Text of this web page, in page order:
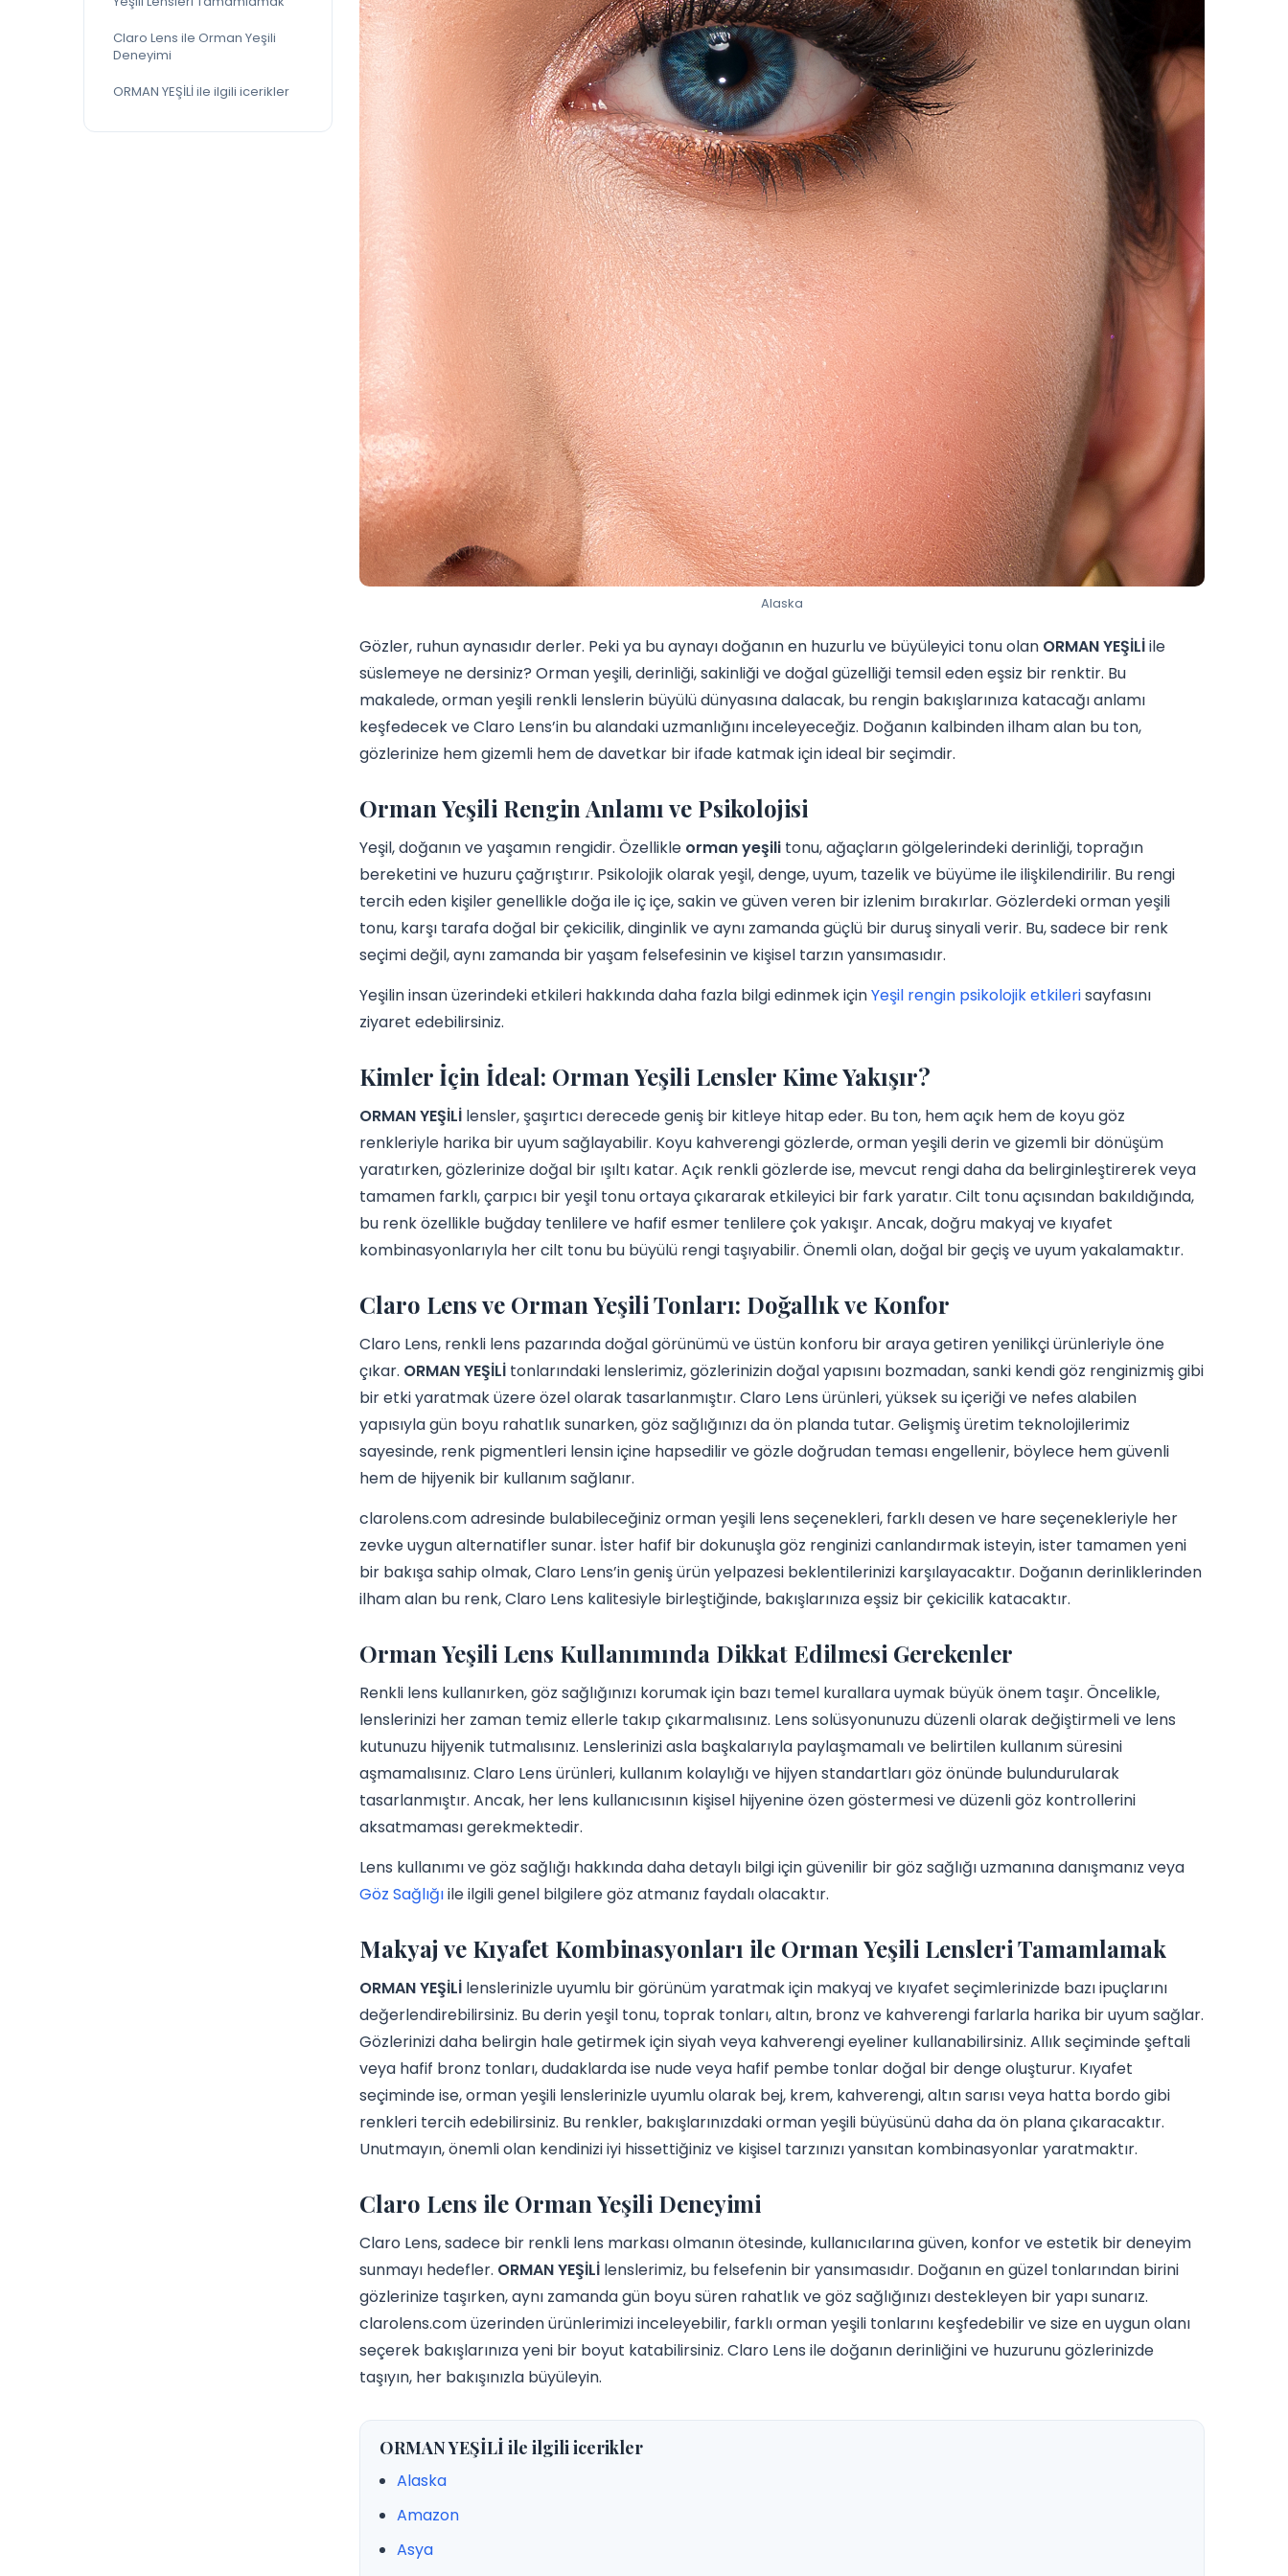
Claro Lens ile Orman Yeşili
Deneyimi
ORMAN YEŞİLİ ile ilgili icerikler
Alaska
Gözler, ruhun aynasıdır derler. Peki ya bu aynayı doğanın en huzurlu ve büyüleyici tonu olan ORMAN YEŞİLİile
süslemeye ne dersiniz? Orman yeşili, derinliği, sakinliği ve doğal güzelliği temsil eden eşsiz bir renktir. Bu
makalede, orman yeşili renkli lenslerin büyülü dünyasına dalacak, bu rengin bakışlarınıza katacağı anlamı
keşfedecek ve Claro Lens’in bu alandaki uzmanlığını inceleyeceğiz. Doğanın kalbinden ilham alan bu ton,
gözlerinize hem gizemli hem de davetkar bir ifade katmak için ideal bir seçimdir.
Orman Yeşili Rengin Anlamı ve Psikolojisi
Yeşil, doğanın ve yaşamın rengidir. Özellikle orman yeşili tonu, ağaçların gölgelerindeki derinliği, toprağın
bereketini ve huzuru çağrıştırır. Psikolojik olarak yeşil, denge, uyum, tazelik ve büyüme ile ilişkilendirilir. Bu rengi
tercih eden kişiler genellikle doğa ile iç içe, sakin ve güven veren bir izlenim bırakırlar. Gözlerdeki orman yeşili
tonu, karşı tarafa doğal bir çekicilik, dinginlik ve aynı zamanda güçlü bir duruş sinyali verir. Bu, sadece bir renk
seçimi değil, aynı zamanda bir yaşam felsefesinin ve kişisel tarzın yansımasıdır.
Yeşilin insan üzerindeki etkileri hakkında daha fazla bilgi edinmek içinYeşil rengin psikolojik etkilerisayfasını
ziyaret edebilirsiniz.
Kimler İçin İdeal: Orman Yeşili Lensler Kime Yakışır?
ORMAN YEŞİLİ lensler, şaşırtıcı derecede geniş bir kitleye hitap eder. Bu ton, hem açık hem de koyu göz
renkleriyle harika bir uyum sağlayabilir. Koyu kahverengi gözlerde, orman yeşili derin ve gizemli bir dönüşüm
yaratırken, gözlerinize doğal bir ışıltı katar. Açık renkli gözlerde ise, mevcut rengi daha da belirginleştirerek veya
tamamen farklı, çarpıcı bir yeşil tonu ortaya çıkararak etkileyici bir fark yaratır. Cilt tonu açısından bakıldığında,
bu renk özellikle buğday tenlilere ve hafif esmer tenlilere çok yakışır. Ancak, doğru makyaj ve kıyafet
kombinasyonlarıyla her cilt tonu bu büyülü rengi taşıyabilir. Önemli olan, doğal bir geçiş ve uyum yakalamaktır.
Claro Lens ve Orman Yeşili Tonları: Doğallık ve Konfor
Claro Lens, renkli lens pazarında doğal görünümü ve üstün konforu bir araya getiren yenilikçi ürünleriyle öne
çıkar. ORMAN YEŞİLİ tonlarındaki lenslerimiz, gözlerinizin doğal yapısını bozmadan, sanki kendi göz renginizmiş gibi
bir etki yaratmak üzere özel olarak tasarlanmıştır. Claro Lens ürünleri, yüksek su içeriği ve nefes alabilen
yapısıyla gün boyu rahatlık sunarken, göz sağlığınızı da ön planda tutar. Gelişmiş üretim teknolojilerimiz
sayesinde, renk pigmentleri lensin içine hapsedilir ve gözle doğrudan teması engellenir, böylece hem güvenli
hem de hijyenik bir kullanım sağlanır.
clarolens.com adresinde bulabileceğiniz orman yeşili lens seçenekleri, farklı desen ve hare seçenekleriyle her
zevke uygun alternatifler sunar. İster hafif bir dokunuşla göz renginizi canlandırmak isteyin, ister tamamen yeni
bir bakışa sahip olmak, Claro Lens’in geniş ürün yelpazesi beklentilerinizi karşılayacaktır. Doğanın derinliklerinden
ilham alan bu renk, Claro Lens kalitesiyle birleştiğinde, bakışlarınıza eşsiz bir çekicilik katacaktır.
Orman Yeşili Lens Kullanımında Dikkat Edilmesi Gerekenler
Renkli lens kullanırken, göz sağlığınızı korumak için bazı temel kurallara uymak büyük önem taşır. Öncelikle,
lenslerinizi her zaman temiz ellerle takıp çıkarmalısınız. Lens solüsyonunuzu düzenli olarak değiştirmeli ve lens
kutunuzu hijyenik tutmalısınız. Lenslerinizi asla başkalarıyla paylaşmamalı ve belirtilen kullanım süresini
aşmamalısınız. Claro Lens ürünleri, kullanım kolaylığı ve hijyen standartları göz önünde bulundurularak
tasarlanmıştır. Ancak, her lens kullanıcısının kişisel hijyenine özen göstermesi ve düzenli göz kontrollerini
aksatmaması gerekmektedir.
Lens kullanımı ve göz sağlığı hakkında daha detaylı bilgi için güvenilir bir göz sağlığı uzmanına danışmanız veya
Göz Sağlığıile ilgili genel bilgilere göz atmanız faydalı olacaktır.
Makyaj ve Kıyafet Kombinasyonları ile Orman Yeşili Lensleri Tamamlamak
ORMAN YEŞİLİ lenslerinizle uyumlu bir görünüm yaratmak için makyaj ve kıyafet seçimlerinizde bazı ipuçlarını
değerlendirebilirsiniz. Bu derin yeşil tonu, toprak tonları, altın, bronz ve kahverengi farlarla harika bir uyum sağlar.
Gözlerinizi daha belirgin hale getirmek için siyah veya kahverengi eyeliner kullanabilirsiniz. Allık seçiminde şeftali
veya hafif bronz tonları, dudaklarda ise nude veya hafif pembe tonlar doğal bir denge oluşturur. Kıyafet
seçiminde ise, orman yeşili lenslerinizle uyumlu olarak bej, krem, kahverengi, altın sarısı veya hatta bordo gibi
renkleri tercih edebilirsiniz. Bu renkler, bakışlarınızdaki orman yeşili büyüsünü daha da ön plana çıkaracaktır.
Unutmayın, önemli olan kendinizi iyi hissettiğiniz ve kişisel tarzınızı yansıtan kombinasyonlar yaratmaktır.
Claro Lens ile Orman Yeşili Deneyimi
Claro Lens, sadece bir renkli lens markası olmanın ötesinde, kullanıcılarına güven, konfor ve estetik bir deneyim
sunmayı hedefler. ORMAN YEŞİLİ lenslerimiz, bu felsefenin bir yansımasıdır. Doğanın en güzel tonlarından birini
gözlerinize taşırken, aynı zamanda gün boyu süren rahatlık ve göz sağlığınızı destekleyen bir yapı sunarız.
clarolens.com üzerinden ürünlerimizi inceleyebilir, farklı orman yeşili tonlarını keşfedebilir ve size en uygun olanı
seçerek bakışlarınıza yeni bir boyut katabilirsiniz. Claro Lens ile doğanın derinliğini ve huzurunu gözlerinizde
taşıyın, her bakışınızla büyüleyin.
ORMAN YEŞİLİ ile ilgili icerikler
Alaska
Amazon
Asya